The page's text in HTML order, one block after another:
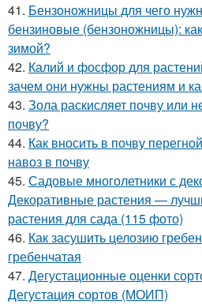
41. Бензоножницы для чего
бензиновые (бензоножницы):
зимой?
42. Калий и фосфор для
зачем они нужны растениям и
43. Зола раскисляет почву или
почву?
44. Как вносить в почву
навоз в почву
45. Садовые многолетники с
Декоративные растения —
растения для сада (115 фото)
46. Как засушить целозию
гребенчатая
47. Дегустационные оценки
Дегустация сортов (МОИП)